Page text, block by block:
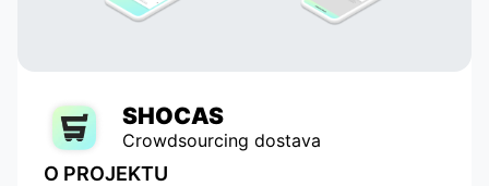
SHOCAS
Crowdsourcing dostava
O PROJEKTU